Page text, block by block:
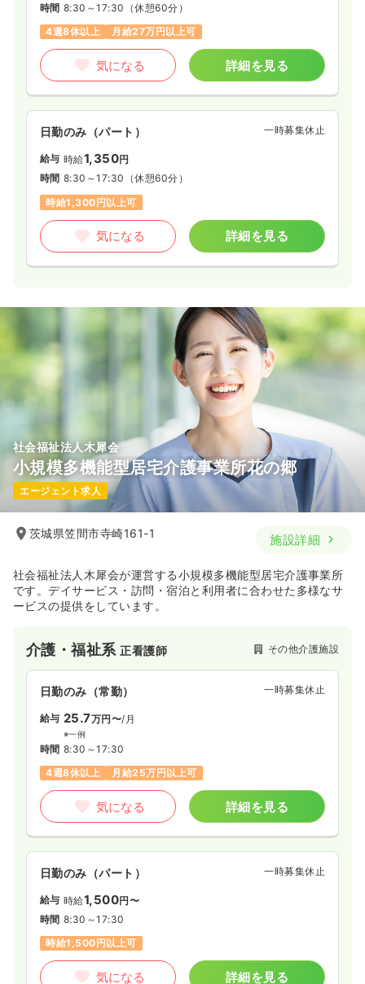
時間 8:30～17:30 （休憩60分）
4週8休以上
月給27万円以上可
気になる 詳細を見る
日勤のみ（パート） 一時募集休止
給与 時給1,350円
時間 8:30～17:30 （休憩60分）
時給1,300円以上可
気になる 詳細を見る
社会福祉法人木犀会
小規模多機能型居宅介護事業所花の郷
エージェント求人
茨城県笠間市寺崎161-1 施設詳細
社会福祉法人木犀会が運営する小規模多機能型居宅介護事業所
です。デイサービス・訪問・宿泊と利用者に合わせた多様なサ
ービスの提供をしています。
介護・福祉系正看護師 その他介護施設
日勤のみ（常勤） 一時募集休止
給与 25.7万円〜/月
※一例
時間 8:30～17:30
4週8休以上
月給25万円以上可
気になる 詳細を見る
日勤のみ（パート） 一時募集休止
給与 時給1,500円〜
時間 8:30～17:30
時給1,500円以上可
気になる 詳細を見る